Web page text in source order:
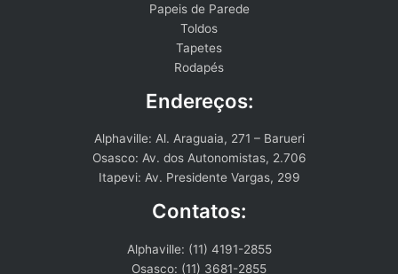
Papeis de Parede
Toldos
Tapetes
Rodapés
Endereços:
Alphaville: Al. Araguaia, 271 – Barueri
Osasco: Av. dos Autonomistas, 2.706
Itapevi: Av. Presidente Vargas, 299
Contatos:
Alphaville: (11) 4191-2855
Osasco: (11) 3681-2855